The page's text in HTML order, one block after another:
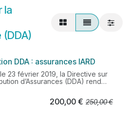
la
DDA : assurances IARD
23 février 2019, la Directive sur
d’Assurances (DDA) rend
de la distribution
en contact avec la clientèle.
200,00€ 250,00€